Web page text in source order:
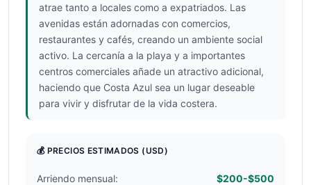
atrae tanto a locales como a expatriados. Las
avenidas están adornadas con comercios,
restaurantes y cafés, creando un ambiente social
activo. La cercanía a la playa y a importantes
centros comerciales añade un atractivo adicional,
haciendo que Costa Azul sea un lugar deseable
para vivir y disfrutar de la vida costera.
💰 PRECIOS ESTIMADOS (USD)
Arriendo mensual: $200-$500